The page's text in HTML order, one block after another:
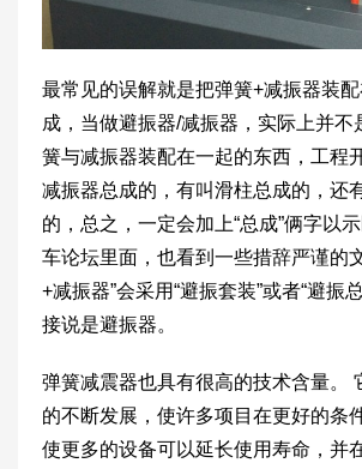
最常见的误解就是把弹簧+减振器装
成，当做避振器/减振器，实际上并不
簧与减振器装配在一起的东西，工程
减振器总成的，有叫滑柱总成的，还
的，总之，一定会加上“总成”俩字以
车论坛里面，也看到一些措辞严谨的
+减振器”会采用“避振套装”或者“避振
接说是避振器。
弹簧减震器也具有很高的技术含量。
的不断发展，使许多项目在更好的条
使更多的设备可以延长使用寿命，并